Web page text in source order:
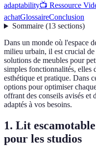
adaptability📺 Ressource
achatGlossaireConclusion
Sommaire(13 sections)
Dans un monde où l'espace
milieu urbain, il est crucial de
solutions de meubles pour
simples fonctionnalités, elles
esthétique et pratique. Dans
options pour optimiser
offrant des conseils avisés et
adaptés à vos besoins.
1. Lit
pour les studios